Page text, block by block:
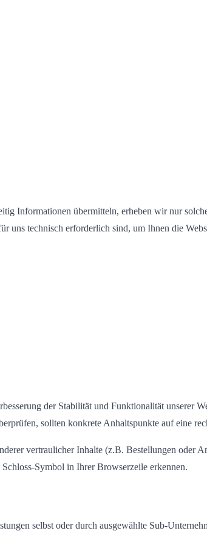
Informationen übermitteln, erheben wir nur
uns technisch erforderlich sind, um Ihnen die
der Stabilität und Funktionalität unserer
sollten konkrete Anhaltspunkte auf eine
vertraulicher Inhalte (z.B. Bestellungen oder
Symbol in Ihrer Browserzeile erkennen.
selbst oder durch ausgewählte Sub-